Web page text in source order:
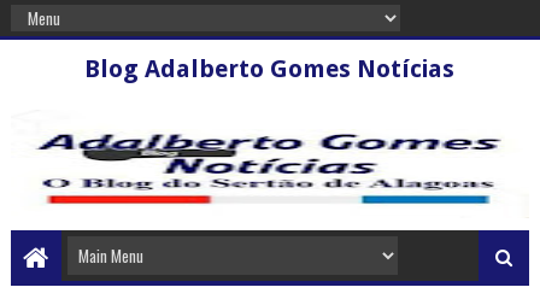
Blog Adalberto Gomes Notícias